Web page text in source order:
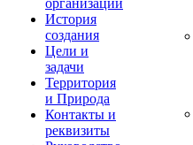
организации
История
создания
Цели и
задачи
Территория
и Природа
Контакты и
реквизиты